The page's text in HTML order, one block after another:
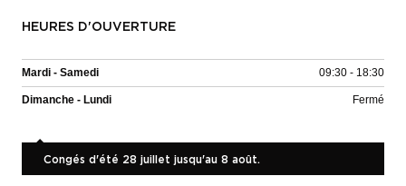
HEURES D'OUVERTURE
Mardi - Samedi 09:30 - 18:30
Dimanche - Lundi Fermé
Congés d'été 28 juillet jusqu'au 8 août.